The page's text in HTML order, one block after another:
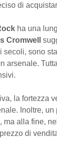
di
ha una
Cromwell
secoli, sono
arsenale.
la fortezza
Inoltre,
ma alla fine, nel
di